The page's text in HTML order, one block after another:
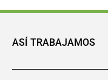
ASÍ TRABAJAMOS